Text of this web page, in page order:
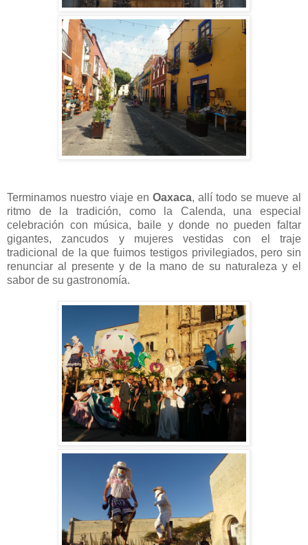
Terminamos nuestro viaje en Oaxaca, allí todo se mueve al
ritmo de la tradición, como la Calenda, una especial
celebración con música, baile y donde no pueden faltar
gigantes, zancudos y mujeres vestidas con el traje
tradicional de la que fuimos testigos privilegiados, pero sin
renunciar al presente y de la mano de su naturaleza y el
sabor de su gastronomía.